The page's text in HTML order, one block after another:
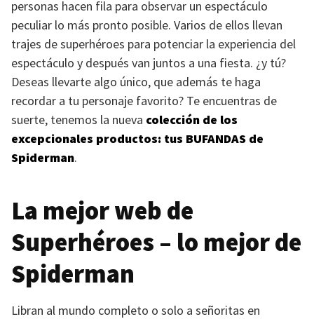
personas hacen fila para observar un espectáculo
peculiar lo más pronto posible. Varios de ellos llevan
trajes de superhéroes para potenciar la experiencia del
espectáculo y después van juntos a una fiesta. ¿y tú?
Deseas llevarte algo único, que además te haga
recordar a tu personaje favorito? Te encuentras de
suerte, tenemos la nueva colección de los
excepcionales productos: tus BUFANDAS de
Spiderman.
La mejor web de
Superhéroes – lo mejor de
Spiderman
Libran al mundo completo o solo a señoritas en